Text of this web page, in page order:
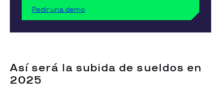
Pedir una demo
Así será la subida de sueldos en
2025